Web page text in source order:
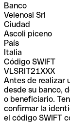
Banco
Velenosi Srl
Ciudad
Ascoli piceno
País
Italia
Código SWIFT
VLSRIT21XXX
Antes de realizar
desde su banco,
o beneficiario.
confirmar la
el código SWIFT